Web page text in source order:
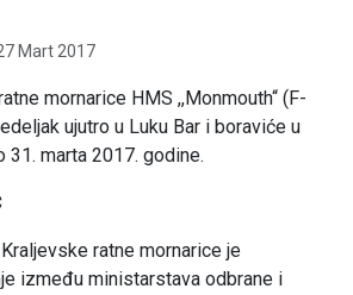
Mart 2017
mornarice HMS ,,Monmouth“ (F-
ujutro u Luku Bar i boraviće u
31. marta 2017. godine.
ratne mornarice je
između ministarstava odbrane i